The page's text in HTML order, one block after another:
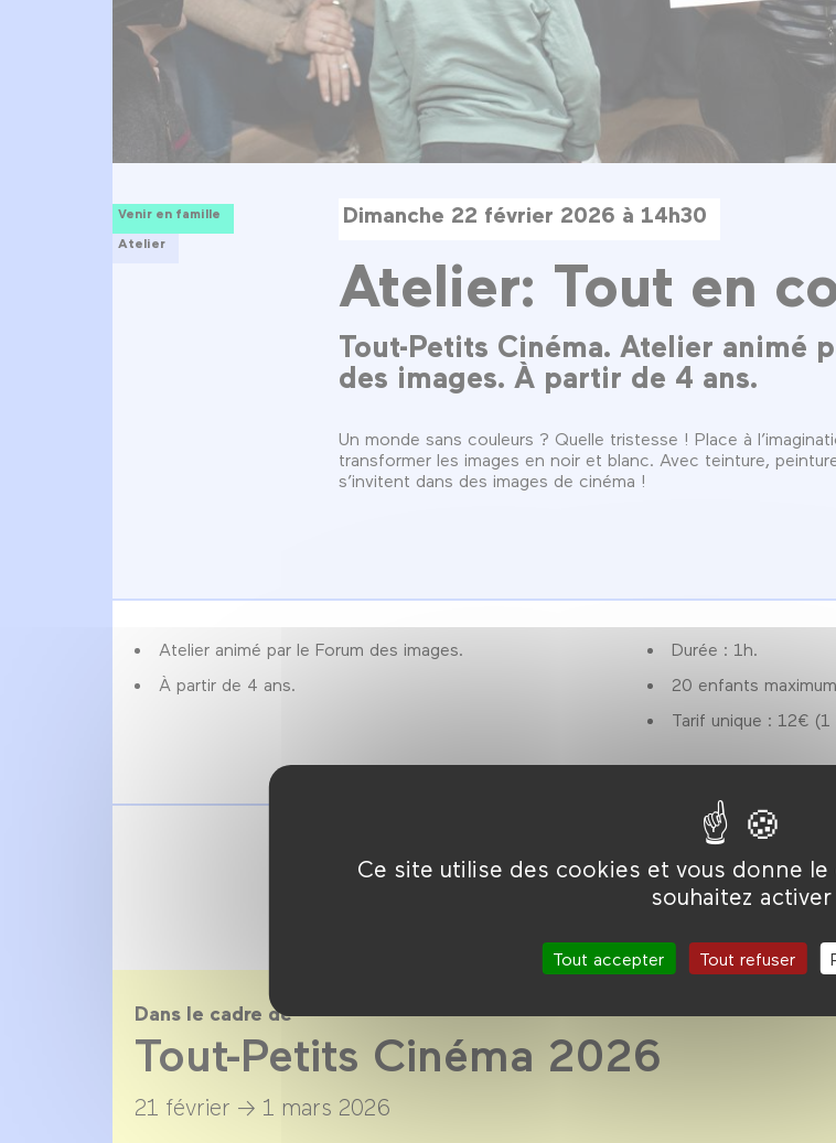
Ce site utilise des cookies et vous donne
souhaitez activer
Tout accepter Tout refuser
Venir en famille
Atelier
Dimanche 22 février 2026 à 14h30
Atelier: Tout en
Tout-Petits Cinéma. Atelier animé
des images. À partir de 4 ans.
Un monde sans couleurs ? Quelle tristesse ! Place à
transformer les images en noir et blanc. Avec teinture,
s’invitent dans des images de cinéma !
Atelier animé par le Forum des images.
À partir de 4 ans.
Durée : 1h.
20 enfants
Tarif unique : 12€
Dans le cadre de
Tout-Petits Cinéma 2026
21 février → 1 mars 2026